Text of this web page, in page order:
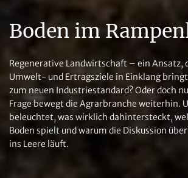
Boden im
Regenerative Landwirtschaft – ein Ansatz,
Umwelt- und Ertragsziele in Einklang
zum neuen Industriestandard? Oder doch
Frage bewegt die Agrarbranche weiterhin.
beleuchtet, was wirklich dahintersteckt,
Boden spielt und warum die Diskussion
ins Leere läuft.